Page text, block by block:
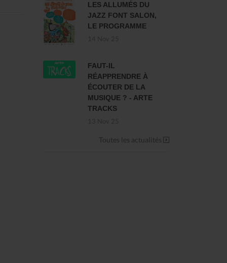
LES ALLUMÉS DU
JAZZ FONT SALON,
LE PROGRAMME
FAUT-IL
RÉAPPRENDRE À
ÉCOUTER DE LA
MUSIQUE ? - ARTE
TRACKS
Toutes les actualités